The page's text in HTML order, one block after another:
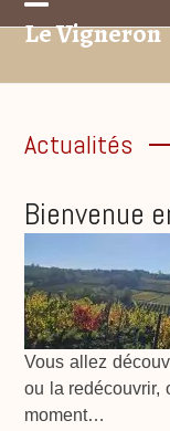
Skip
Le Vigneron
Open
Close
Actualités
Bienvenue
Vous allez
ou la redécouvrir,
moment…